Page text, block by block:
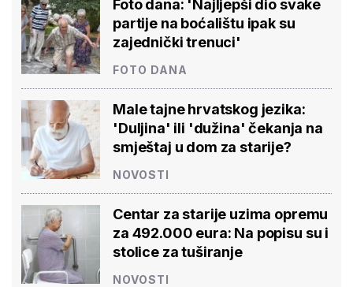
Foto dana: 'Najljepši dio svake
partije na boćalištu ipak su
zajednički trenuci'
FOTO DANA
Male tajne hrvatskog jezika:
'Duljina' ili 'dužina' čekanja na
smještaj u dom za starije?
NOVOSTI
Centar za starije uzima opremu
za 492.000 eura: Na popisu su i
stolice za tuširanje
NOVOSTI